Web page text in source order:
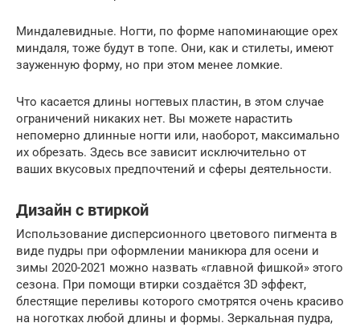
Миндалевидные. Ногти, по форме напоминающие орех
миндаля, тоже будут в топе. Они, как и стилеты, имеют
зауженную форму, но при этом менее ломкие.
Что касается длины ногтевых пластин, в этом случае
ограничений никаких нет. Вы можете нарастить
непомерно длинные ногти или, наоборот, максимально
их обрезать. Здесь все зависит исключительно от
ваших вкусовых предпочтений и сферы деятельности.
Дизайн с втиркой
Использование дисперсионного цветового пигмента в
виде пудры при оформлении маникюра для осени и
зимы 2020-2021 можно назвать «главной фишкой» этого
сезона. При помощи втирки создаётся 3D эффект,
блестящие переливы которого смотрятся очень красиво
на ноготках любой длины и формы. Зеркальная пудра,